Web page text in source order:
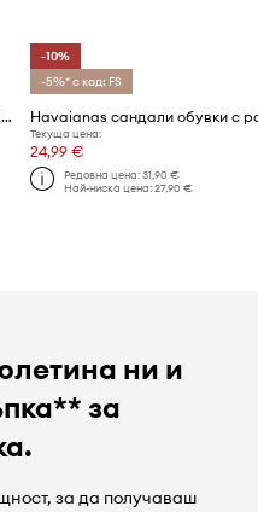
Havaianas сандали дамски UNA MANGA
-10%
-5%* с код: FS
Текуща цена:
24,99 €
Редовна цена: 31,90 €
Най-ниска цена: 27,90 €
ни и
за
за да получаваш